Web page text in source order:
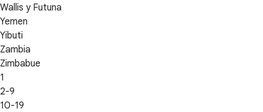
Wallis y Futuna
Yemen
Yibuti
Zambia
Zimbabue
1
2-9
10-19